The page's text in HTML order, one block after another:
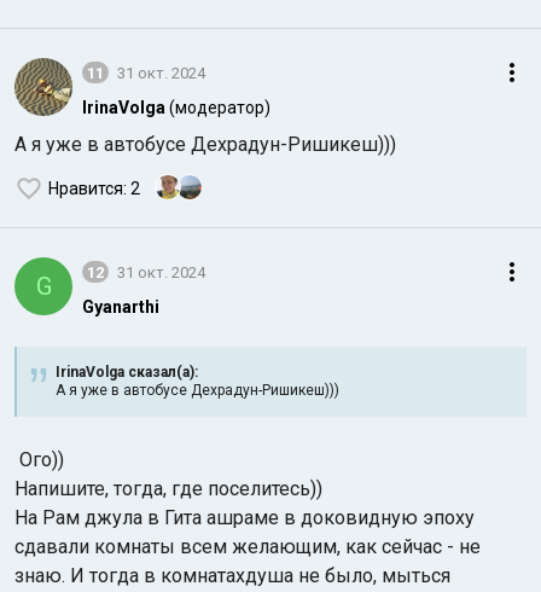
11 31 окт. 2024
IrinaVolga (модератор)
А я уже в автобусе Дехрадун-Ришикеш)))
Нравится: 2
G 12 31 окт. 2024
Gyanarthi
IrinaVolga сказал(а):
А я уже в автобусе Дехрадун-Ришикеш)))
Ого))
Напишите, тогда, где поселитесь))
На Рам джула в Гита ашраме в доковидную эпоху
сдавали комнаты всем желающим, как сейчас - не
знаю. И тогда в комнатахдуша не было, мыться